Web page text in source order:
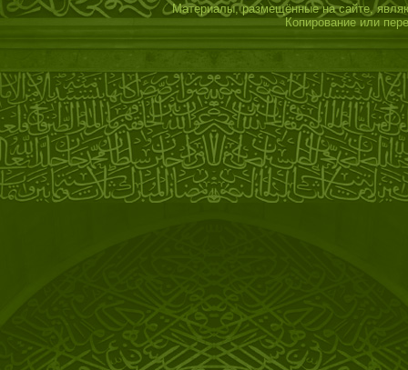
Материалы, размещённые на сайте,
Копирование или